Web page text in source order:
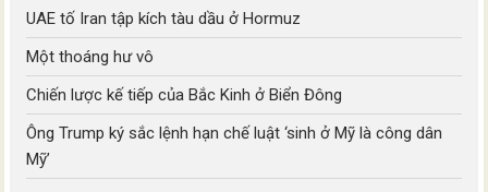
UAE tố Iran tập kích tàu dầu ở Hormuz
Một thoáng hư vô
Chiến lược kế tiếp của Bắc Kinh ở Biển Đông
Ông Trump ký sắc lệnh hạn chế luật ‘sinh ở Mỹ là công dân
Mỹ’